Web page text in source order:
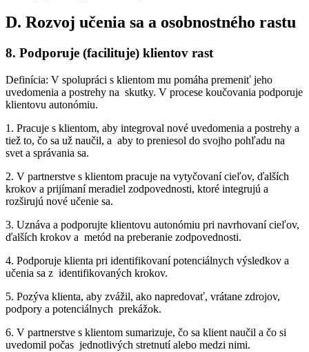
D. Rozvoj učenia sa a osobnostného rastu
8. Podporuje (facilituje) klientov rast
Definícia: V spolupráci s klientom mu pomáha premeniť jeho
uvedomenia a postrehy na skutky. V procese koučovania podporuje
klientovu autonómiu.
1. Pracuje s klientom, aby integroval nové uvedomenia a postrehy a
tiež to, čo sa už naučil, a aby to preniesol do svojho pohľadu na
svet a správania sa.
2. V partnerstve s klientom pracuje na vytyčovaní cieľov, ďalších
krokov a prijímaní meradiel zodpovednosti, ktoré integrujú a
rozširujú nové učenie sa.
3. Uznáva a podporujte klientovu autonómiu pri navrhovaní cieľov,
ďalších krokov a metód na preberanie zodpovednosti.
4. Podporuje klienta pri identifikovaní potenciálnych výsledkov a
učenia sa z identifikovaných krokov.
5. Pozýva klienta, aby zvážil, ako napredovať, vrátane zdrojov,
podpory a potenciálnych prekážok.
6. V partnerstve s klientom sumarizuje, čo sa klient naučil a čo si
uvedomil počas jednotlivých stretnutí alebo medzi nimi.